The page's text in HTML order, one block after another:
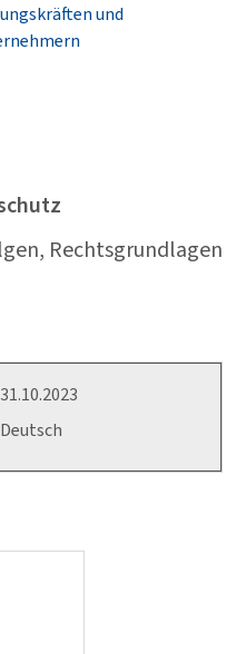
und
Rechtsgrundlagen
31.10.2023
Deutsch